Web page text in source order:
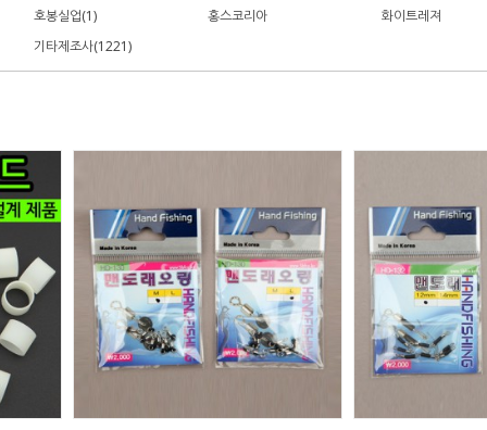
호봉실업(1) 홍스코리아 화이트레져
기타제조사(1221)